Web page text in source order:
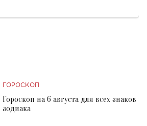
ГОРОСКОП
Гороскоп на 6 августа для всех знаков
зодиака